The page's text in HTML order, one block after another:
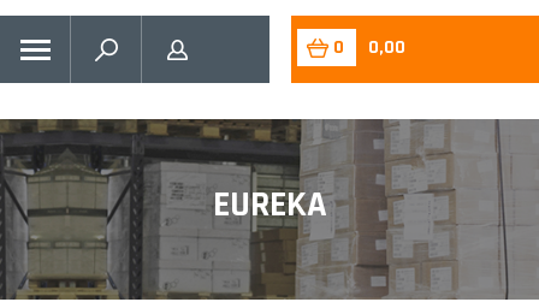
0 0,00
EUREKA